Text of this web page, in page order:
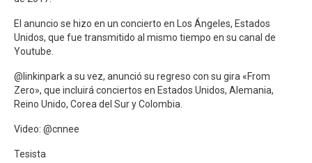
El anuncio se hizo en un concierto en Los Ángeles, Estados
Unidos, que fue transmitido al mismo tiempo en su canal de
Youtube.
@linkinpark a su vez, anunció su regreso con su gira «From
Zero», que incluirá conciertos en Estados Unidos, Alemania,
Reino Unido, Corea del Sur y Colombia.
Video: @cnnee
Tesista